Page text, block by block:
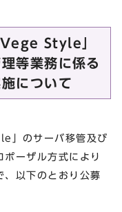
Style」
等業務に係る
について
のサーバ移管及び
ーザル方式により
、以下のとおり公募